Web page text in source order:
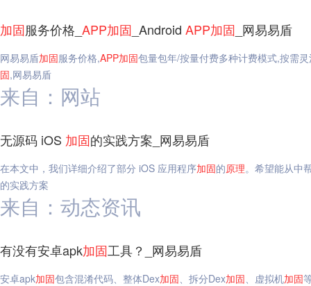
加固服务价格_ APP加固 _Android APP加固 _网易易盾
网易易盾加固服务价格,APP加固包量包年/按量付费多种计费模式,按需
固,网易易盾
来自：网站
无源码 iOS 加固的实践方案_网易易盾
在本文中，我们详细介绍了部分 iOS 应用程序加固的原理。希望能从中
的实践方案
来自：动态资讯
有没有安卓apk加固工具？_网易易盾
安卓apk加固包含混淆代码、整体Dex加固、拆分Dex加固、虚拟机加固